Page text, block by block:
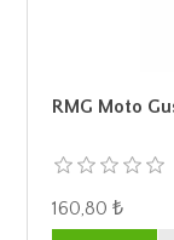
RMG Moto
160,80 ₺